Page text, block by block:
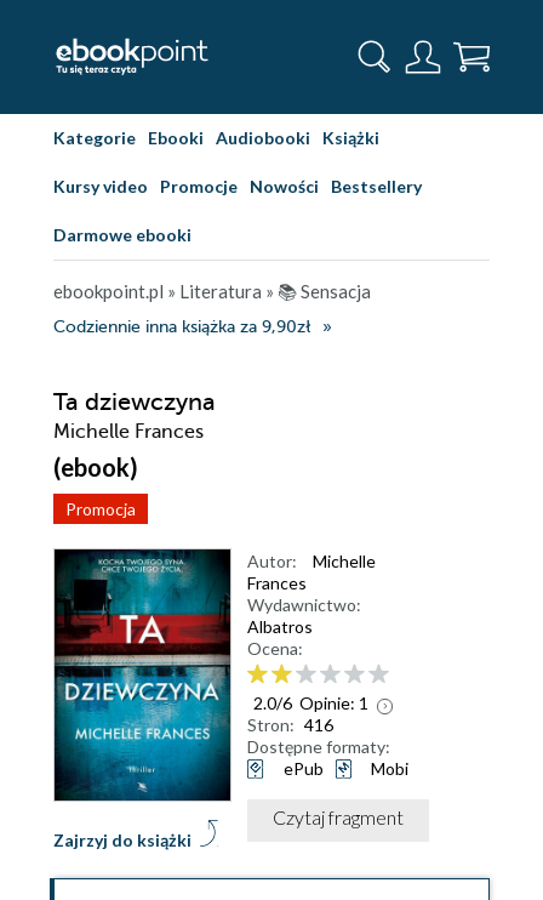
Kategorie Ebooki Audiobooki Książki
Kursy video Promocje Nowości Bestsellery
Darmowe ebooki
ebookpoint.pl » Literatura » 📚 Sensacja
Codziennie inna książka za 9,90zł
Ta dziewczyna
Michelle Frances
(ebook)
Promocja
Zajrzyj do książki
Autor:
Michelle
Frances
Wydawnictwo:
Albatros
Ocena:
2.0/6 Opinie: 1
Stron: 416
Dostępne formaty:
ePub
Mobi
Czytaj fragment